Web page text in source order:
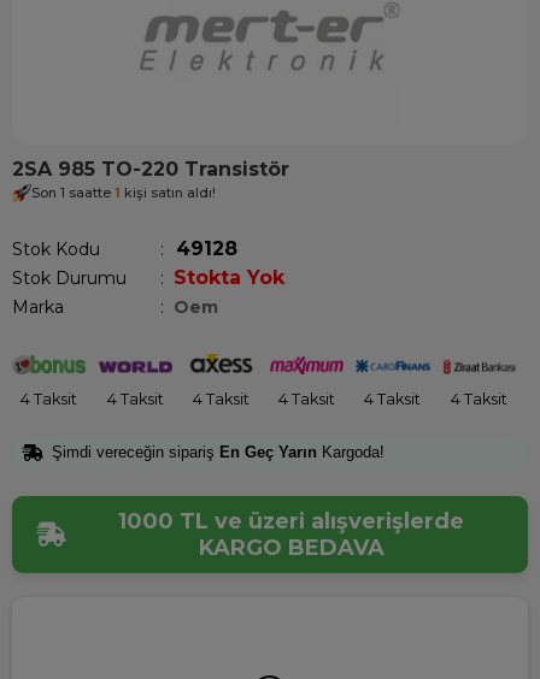
2SA 985 TO-220 Transistör
Son 1 saatte 1 kişi satın aldı!
Stok Kodu 49128
Stok Durumu : Stokta Yok
Marka : Oem
4 Taksit 4 Taksit 4 Taksit 4 Taksit 4 Taksit 4 Taksit
Şimdi vereceğin sipariş En Geç Yarın Kargoda!
1000 TL ve üzeri alışverişlerde
KARGO BEDAVA